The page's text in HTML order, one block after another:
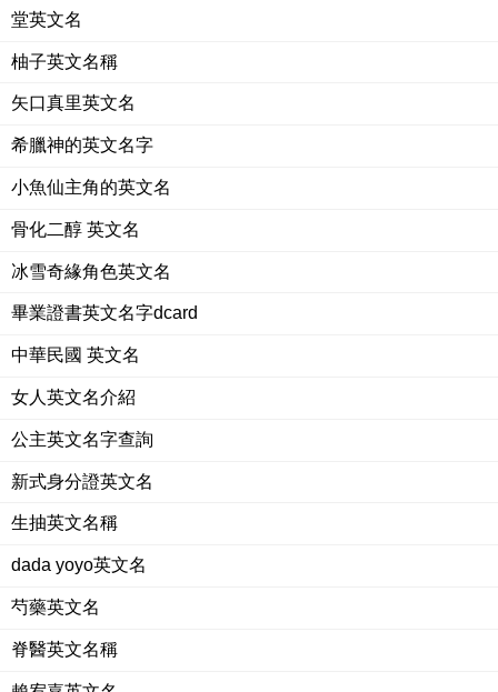
堂英文名
柚子英文名稱
矢口真里英文名
希臘神的英文名字
小魚仙主角的英文名
骨化二醇 英文名
冰雪奇緣角色英文名
畢業證書英文名字dcard
中華民國 英文名
女人英文名介紹
公主英文名字查詢
新式身分證英文名
生抽英文名稱
dada yoyo英文名
芍藥英文名
脊醫英文名稱